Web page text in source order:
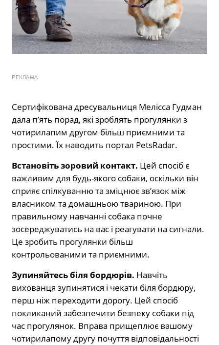
РЕКЛАМА
Сертифікована дресувальниця Мелісса Гудман
дала п’ять порад, які зроблять прогулянки з
чотирилапим другом більш приємними та
простими. Їх наводить портал PetsRadar.
Встановіть зоровий контакт. Цей спосіб є
важливим для будь-якого собаки, оскільки він
сприяє спілкуванню та зміцнює зв’язок між
власником та домашньою твариною. При
правильному навчанні собака почне
зосереджуватись на вас і реагувати на сигнали.
Це зробить прогулянки більш
контрольованими та приємними.
Зупиняйтесь біля бордюрів. Навчіть
вихованця зупинятися і чекати біля бордюру,
перш ніж переходити дорогу. Цей спосіб
покликаний забезпечити безпеку собаки під
час прогулянок. Вправа прищеплює вашому
чотирилапому другу почуття відповідальності